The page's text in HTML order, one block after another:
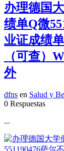
办理德国
绩单Q微
业证成绩
（可查）
外
dfns en Salud y
0 Respuestas
...